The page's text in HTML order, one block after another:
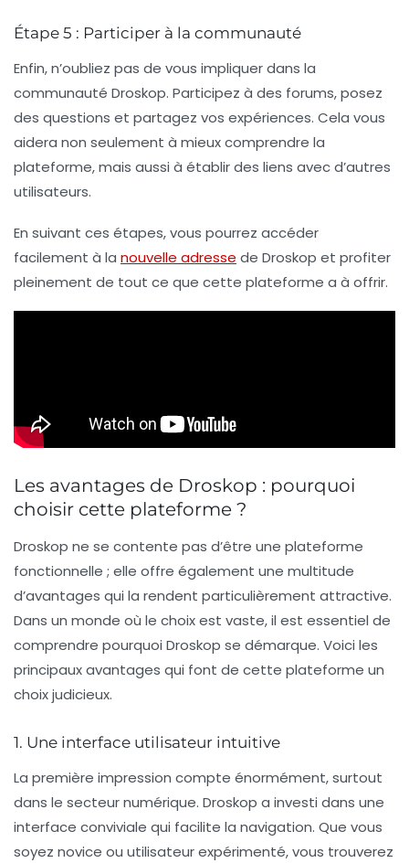
Étape 5 : Participer à la communauté
Enfin, n’oubliez pas de vous impliquer dans la
communauté Droskop. Participez à des forums, posez
des questions et partagez vos expériences. Cela vous
aidera non seulement à mieux comprendre la
plateforme, mais aussi à établir des liens avec d’autres
utilisateurs.
En suivant ces étapes, vous pourrez accéder
facilement à la nouvelle adresse de Droskop et profiter
pleinement de tout ce que cette plateforme a à offrir.
Les avantages de Droskop : pourquoi
choisir cette plateforme ?
Droskop ne se contente pas d’être une plateforme
fonctionnelle ; elle offre également une multitude
d’avantages qui la rendent particulièrement attractive.
Dans un monde où le choix est vaste, il est essentiel de
comprendre pourquoi Droskop se démarque. Voici les
principaux avantages qui font de cette plateforme un
choix judicieux.
1. Une interface utilisateur intuitive
La première impression compte énormément, surtout
dans le secteur numérique. Droskop a investi dans une
interface conviviale qui facilite la navigation. Que vous
soyez novice ou utilisateur expérimenté, vous trouverez